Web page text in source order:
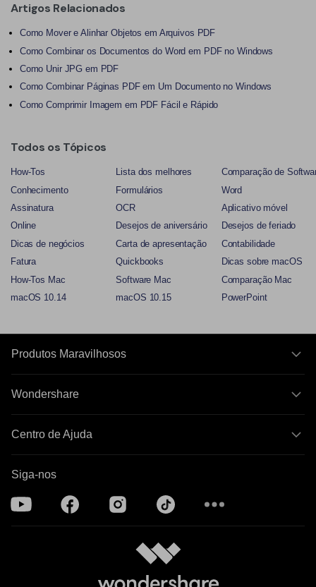
Artigos Relacionados
Como Mover e Alinhar Objetos em Arquivos PDF
Como Combinar os Documentos do Word em PDF no Windows
Como Unir JPG em PDF
Como Combinar Páginas PDF em Um Documento no Windows
Como Comprimir Imagem em PDF Fácil e Rápido
Todos os Tópicos
How-Tos Lista dos melhores
Comparação de
Conhecimento
Formulários
Word
Assinatura
OCR
Aplicativo móvel
Online
Desejos de aniversário
Desejos de feriado
Dicas de negócios
Carta de apresentação
Contabilidade
Fatura
Quickbooks
Dicas sobre macOS
How-Tos Mac
Software Mac
Comparação Mac
macOS 10.14
macOS 10.15 PowerPoint
Produtos Maravilhosos
Wondershare
Centro de Ajuda
Siga-nos